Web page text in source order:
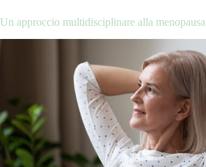
Un approccio multidisciplinare alla menopausa